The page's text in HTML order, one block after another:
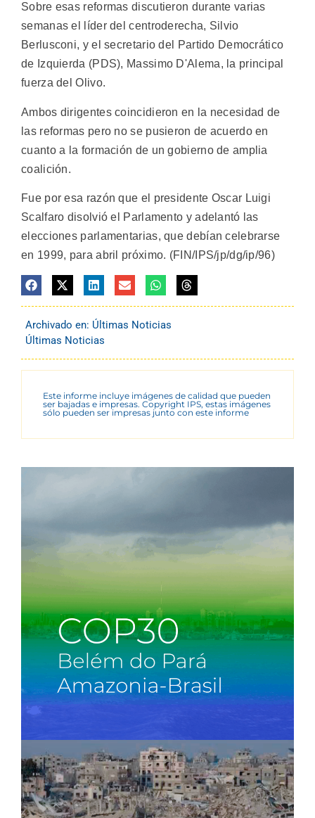
Sobre esas reformas discutieron durante varias
semanas el líder del centroderecha, Silvio
Berlusconi, y el secretario del Partido Democrático
de Izquierda (PDS), Massimo D'Alema, la principal
fuerza del Olivo.
Ambos dirigentes coincidieron en la necesidad de
las reformas pero no se pusieron de acuerdo en
cuanto a la formación de un gobierno de amplia
coalición.
Fue por esa razón que el presidente Oscar Luigi
Scalfaro disolvió el Parlamento y adelantó las
elecciones parlamentarias, que debían celebrarse
en 1999, para abril próximo. (FIN/IPS/jp/dg/ip/96)
Archivado en: Últimas Noticias
Últimas Noticias
Este informe incluye imágenes de calidad que pueden
ser bajadas e impresas. Copyright IPS, estas imágenes
sólo pueden ser impresas junto con este informe